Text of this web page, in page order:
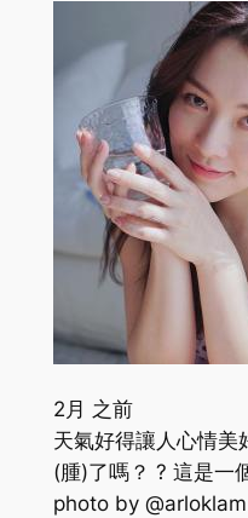
2月 之前
天氣好得讓人心情美
(腫)了嗎？ ? 這是一
photo by